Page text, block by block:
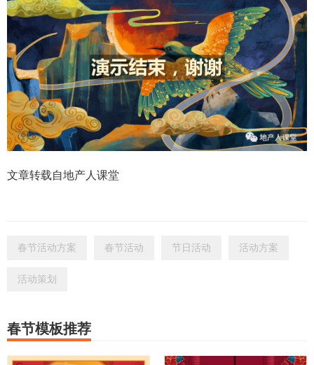
文章转载自地产人课堂
春节活动方案 春节活动 节日活动 活动方案
活动策划
春节模板推荐